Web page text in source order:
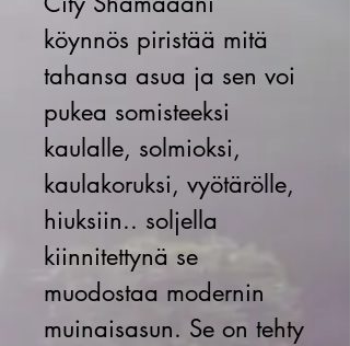
köynnös piristää mitä
tahansa asua ja sen voi
pukea somisteeksi
kaulalle, solmioksi,
kaulakoruksi, vyötärölle,
hiuksiin.. soljella
kiinnitettynä se
muodostaa modernin
muinaisasun. Se on tehty